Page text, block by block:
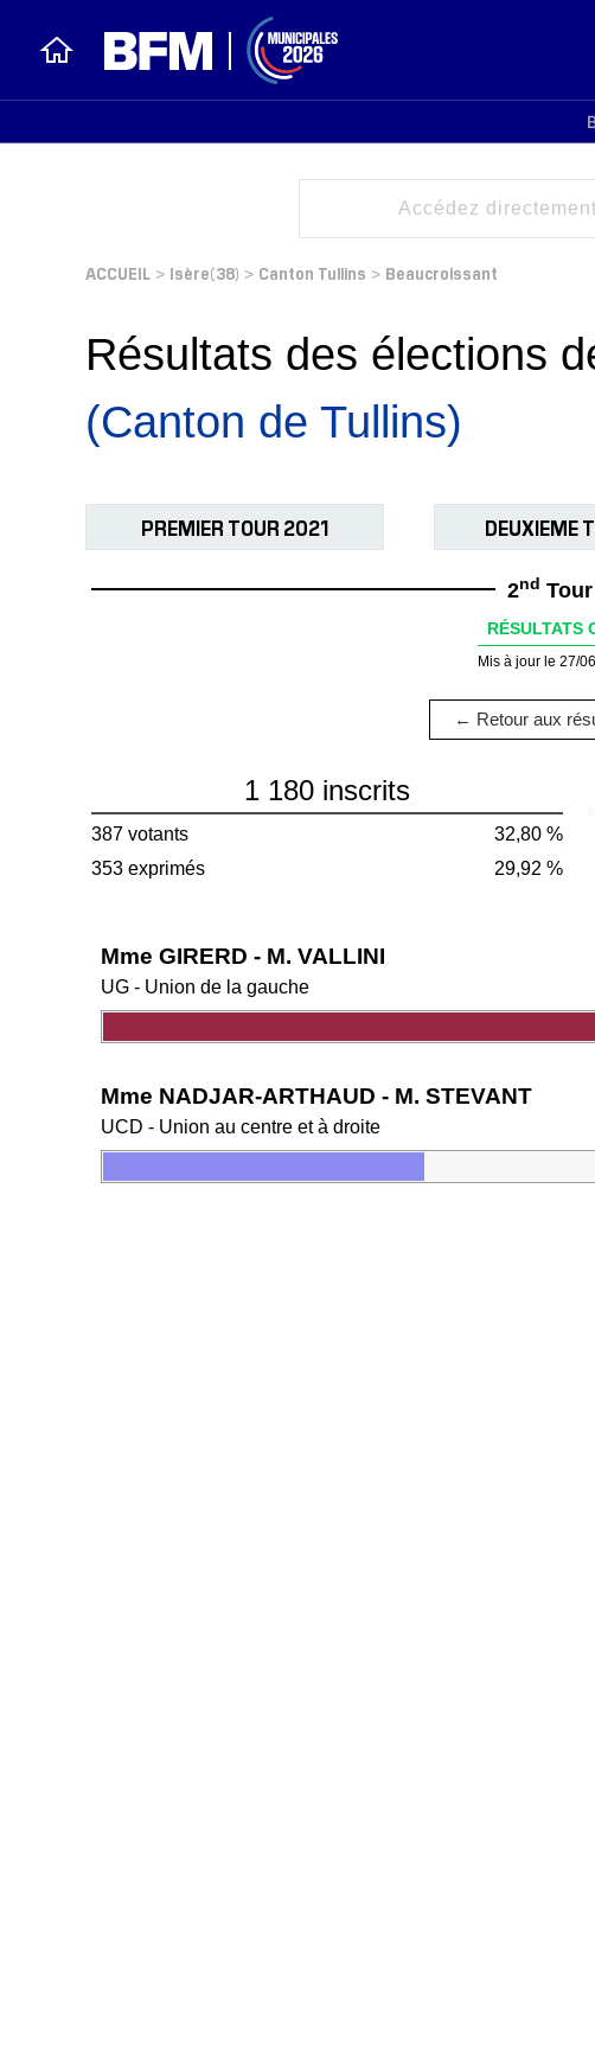
ACCUEIL > Isère(38) > Canton Tullins > Beaucroissant
Résultats des élections
(Canton de Tullins)
PREMIER TOUR 2021 DEUXIEME
2nd
RÉSULTATS
Mis à jour le 27/
← Retour aux
1 180 inscrits
387 votants
32,80 %
353 exprimés
29,92 %
Mme GIRERD - M. VALLINI
UG - Union de la gauche
Mme NADJAR-ARTHAUD - M. STEVANT
UCD - Union au centre et à droite